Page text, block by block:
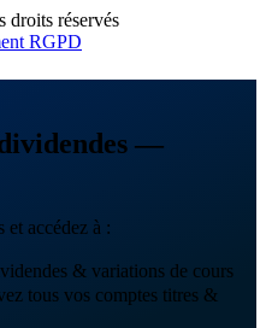
réservés
RGPD
—
et accédez à :
& variations de cours
tous vos comptes titres &